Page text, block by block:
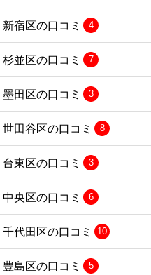
新宿区の口コミ 4
杉並区の口コミ 7
墨田区の口コミ 3
世田谷区の口コミ 8
台東区の口コミ 3
中央区の口コミ 6
千代田区の口コミ 10
豊島区の口コミ 5